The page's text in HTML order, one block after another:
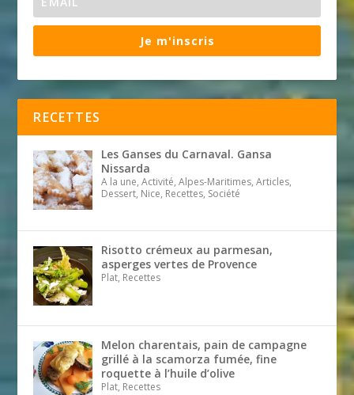
Je m'inscris
RECETTES
Les Ganses du Carnaval. Gansa
Nissarda
A la une, Activité, Alpes-Maritimes, Articles,
Dessert, Nice, Recettes, Société
Risotto crémeux au parmesan,
asperges vertes de Provence
Plat, Recettes
Melon charentais, pain de campagne
grillé à la scamorza fumée, fine
roquette à l’huile d’olive
Plat, Recettes